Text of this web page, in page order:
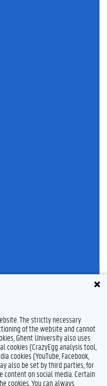
The strictly necessary
of the website and cannot
Ghent University also uses
cookies (CrazyEgg analysis tool,
cookies (YouTube, Facebook,
also be set by third parties, for
content on social media. Certain
cookies. You can always